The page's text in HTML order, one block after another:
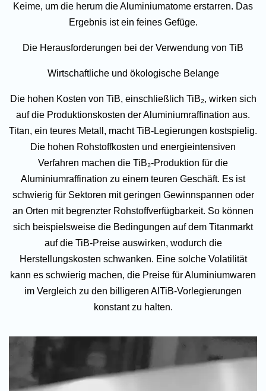
Keime, um die herum die Aluminiumatome erstarren. Das
Ergebnis ist ein feines Gefüge.
Die Herausforderungen bei der Verwendung von TiB
Wirtschaftliche und ökologische Belange
Die hohen Kosten von TiB, einschließlich TiB₂, wirken sich
auf die Produktionskosten der Aluminiumraffination aus.
Titan, ein teures Metall, macht TiB-Legierungen kostspielig.
Die hohen Rohstoffkosten und energieintensiven
Verfahren machen die TiB₂-Produktion für die
Aluminiumraffination zu einem teuren Geschäft. Es ist
schwierig für Sektoren mit geringen Gewinnspannen oder
an Orten mit begrenzter Rohstoffverfügbarkeit. So können
sich beispielsweise die Bedingungen auf dem Titanmarkt
auf die TiB-Preise auswirken, wodurch die
Herstellungskosten schwanken. Eine solche Volatilität
kann es schwierig machen, die Preise für Aluminiumwaren
im Vergleich zu den billigeren AlTiB-Vorlegierungen
konstant zu halten.